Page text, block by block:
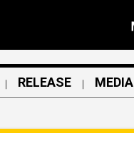
｜ RELEASE ｜ MEDIA